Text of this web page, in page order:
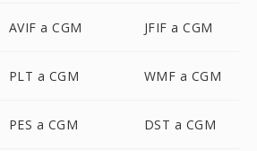
AVIF a CGM JFIF a CGM
PLT a CGM WMF a CGM
PES a CGM DST a CGM